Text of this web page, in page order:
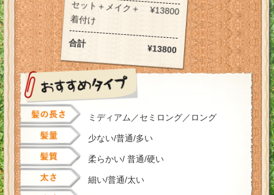
セット＋メイク＋
着付け
¥13800
合計
¥13800
ミディアム セミロング ロング
少ない/普通/多い
柔らかい/ 普通/硬い
細い/普通/太い